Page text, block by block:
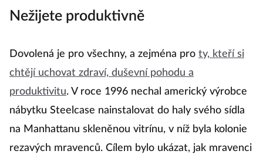
Nežijete produktivně
Dovolená je pro všechny, a zejména pro ty, kteří si
chtějí uchovat zdraví, duševní pohodu a
produktivitu. V roce 1996 nechal americký výrobce
nábytku Steelcase nainstalovat do haly svého sídla
na Manhattanu skleněnou vitrínu, v níž byla kolonie
rezavých mravenců. Cílem bylo ukázat, jak mravenci